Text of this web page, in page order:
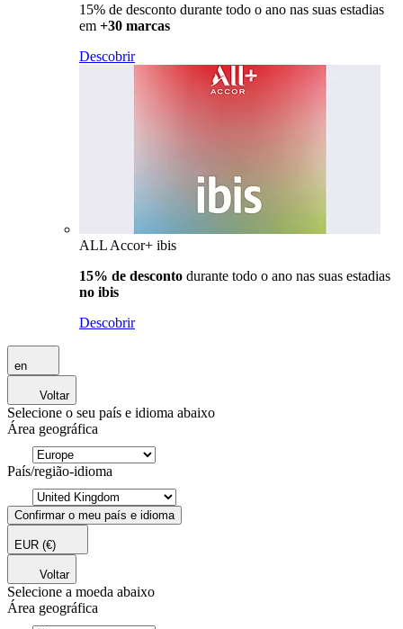
15% de desconto durante todo o ano nas suas estadias
em +30 marcas
Descobrir
ALL Accor+ ibis
15% de desconto durante todo o ano nas suas estadias
no ibis
Descobrir
en
Voltar
Selecione o seu país e idioma abaixo
Área geográfica
País/região-idioma
Confirmar o meu país e idioma
EUR (€)
Voltar
Selecione a moeda abaixo
Área geográfica